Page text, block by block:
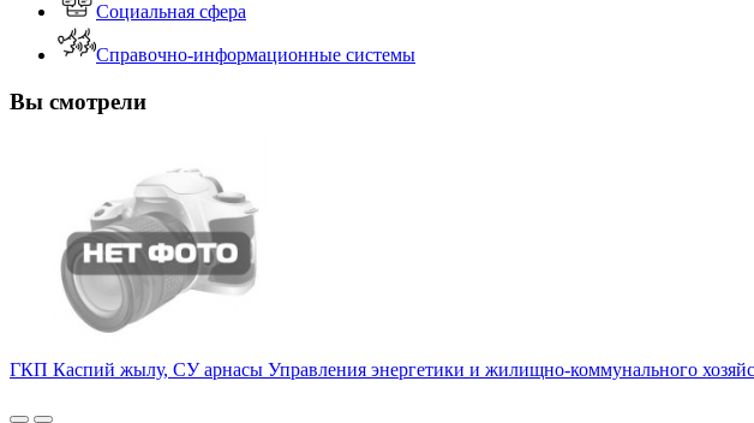
Социальная сфера
Справочно-информационные системы
Вы смотрели
ГКП Каспий жылу, СУ арнасы Управления энергетики и жилищно-коммунального